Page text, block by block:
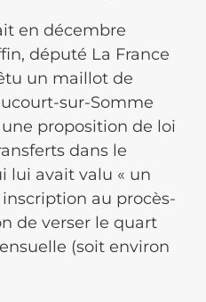
en décembre
député La France
un maillot de
sur-Somme
proposition de loi
dans le
lui avait valu « un
inscription au procès-
de verser le quart
(soit environ